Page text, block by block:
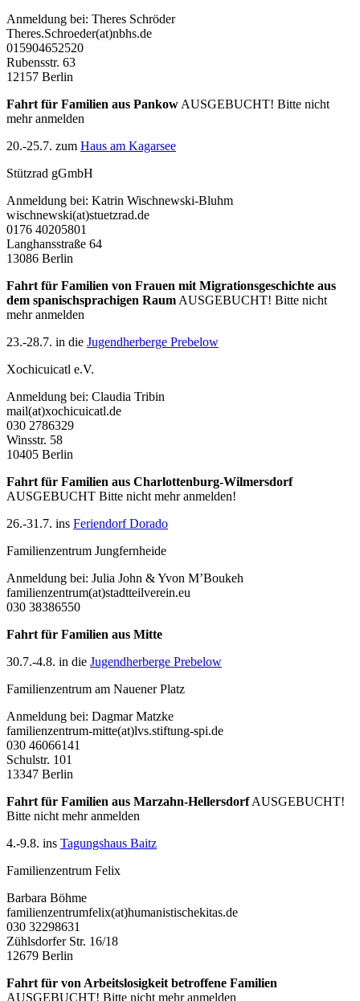
Anmeldung bei: Theres Schröder
Theres.Schroeder(at)nbhs.de
015904652520
Rubensstr. 63
12157 Berlin
Fahrt für Familien aus Pankow AUSGEBUCHT! Bitte nicht
mehr anmelden
20.-25.7. zum Haus am Kagarsee
Stützrad gGmbH
Anmeldung bei: Katrin Wischnewski-Bluhm
wischnewski(at)stuetzrad.de
0176 40205801
Langhansstraße 64
13086 Berlin
Fahrt für Familien von Frauen mit Migrationsgeschichte aus
dem spanischsprachigen Raum AUSGEBUCHT! Bitte nicht
mehr anmelden
23.-28.7. in die Jugendherberge Prebelow
Xochicuicatl e.V.
Anmeldung bei: Claudia Tribin
mail(at)xochicuicatl.de
030 2786329
Winsstr. 58
10405 Berlin
Fahrt für Familien aus Charlottenburg-Wilmersdorf
AUSGEBUCHT Bitte nicht mehr anmelden!
26.-31.7. ins Feriendorf Dorado
Familienzentrum Jungfernheide
Anmeldung bei: Julia John & Yvon M’Boukeh
familienzentrum(at)stadtteilverein.eu
030 38386550
Fahrt für Familien aus Mitte
30.7.-4.8. in die Jugendherberge Prebelow
Familienzentrum am Nauener Platz
Anmeldung bei: Dagmar Matzke
familienzentrum-mitte(at)lvs.stiftung-spi.de
030 46066141
Schulstr. 101
13347 Berlin
Fahrt für Familien aus Marzahn-HellersdorfAUSGEBUCHT!
Bitte nicht mehr anmelden
4.-9.8. ins Tagungshaus Baitz
Familienzentrum Felix
Barbara Böhme
familienzentrumfelix(at)humanistischekitas.de
030 32298631
Zühlsdorfer Str. 16/18
12679 Berlin
Fahrt für von Arbeitslosigkeit betroffene Familien
AUSGEBUCHT! Bitte nicht mehr anmelden